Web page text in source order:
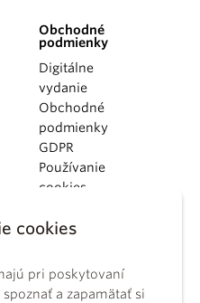
cookies
pri poskytovaní
a zapamätať si
Obchodné
podmienky
Digitálne
vydanie
Obchodné
podmienky
GDPR
Používanie
cookies